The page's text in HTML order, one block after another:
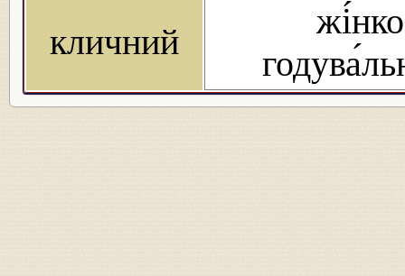
кличний